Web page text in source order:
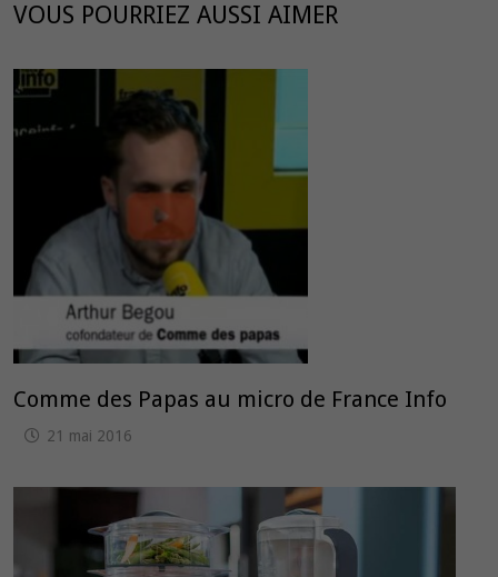
VOUS POURRIEZ AUSSI AIMER
Comme des Papas au micro de France Info
21 mai 2016